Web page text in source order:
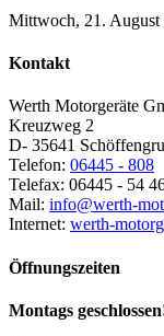
Mittwoch, 21. August
Kontakt
Werth Motorgeräte
Kreuzweg 2
D- 35641
Telefon: 06445 - 808
Telefax: 06445 - 54
Mail: info@werth-
Internet: werth-
Öffnungszeiten
Montags